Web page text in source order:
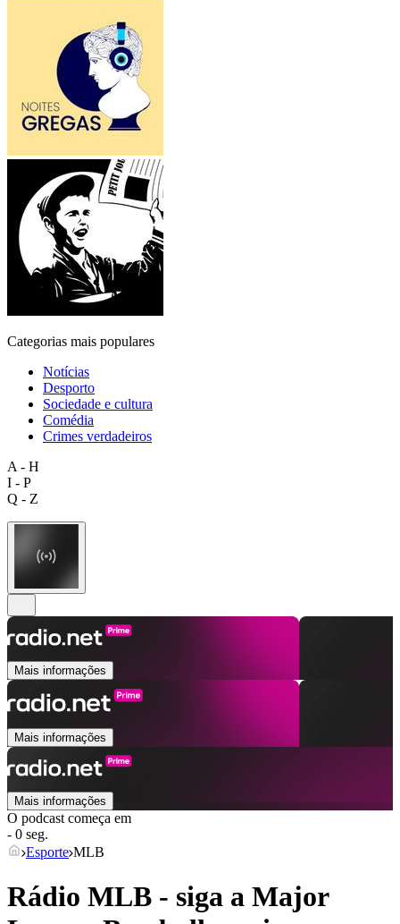
Categorias mais populares
Notícias
Desporto
Sociedade e cultura
Comédia
Crimes verdadeiros
A - H
I - P
Q - Z
Mais informações
Mais informações
Mais informações
O podcast começa em
- 0 seg.
Esporte MLB
Rádio MLB - siga a Major